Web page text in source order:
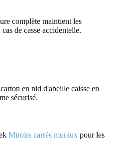
complète maintient les
de casse accidentelle.
en nid d'abeille caisse en
sécurisé.
Miroirs carrés muraux pour les